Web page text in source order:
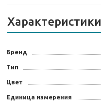
Характеристики
Бренд
Тип
Цвет
Единица измерения